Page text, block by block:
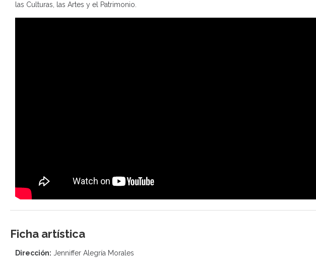
las Culturas, las Artes y el Patrimonio.
Ficha artística
Dirección: Jenniffer Alegría Morales